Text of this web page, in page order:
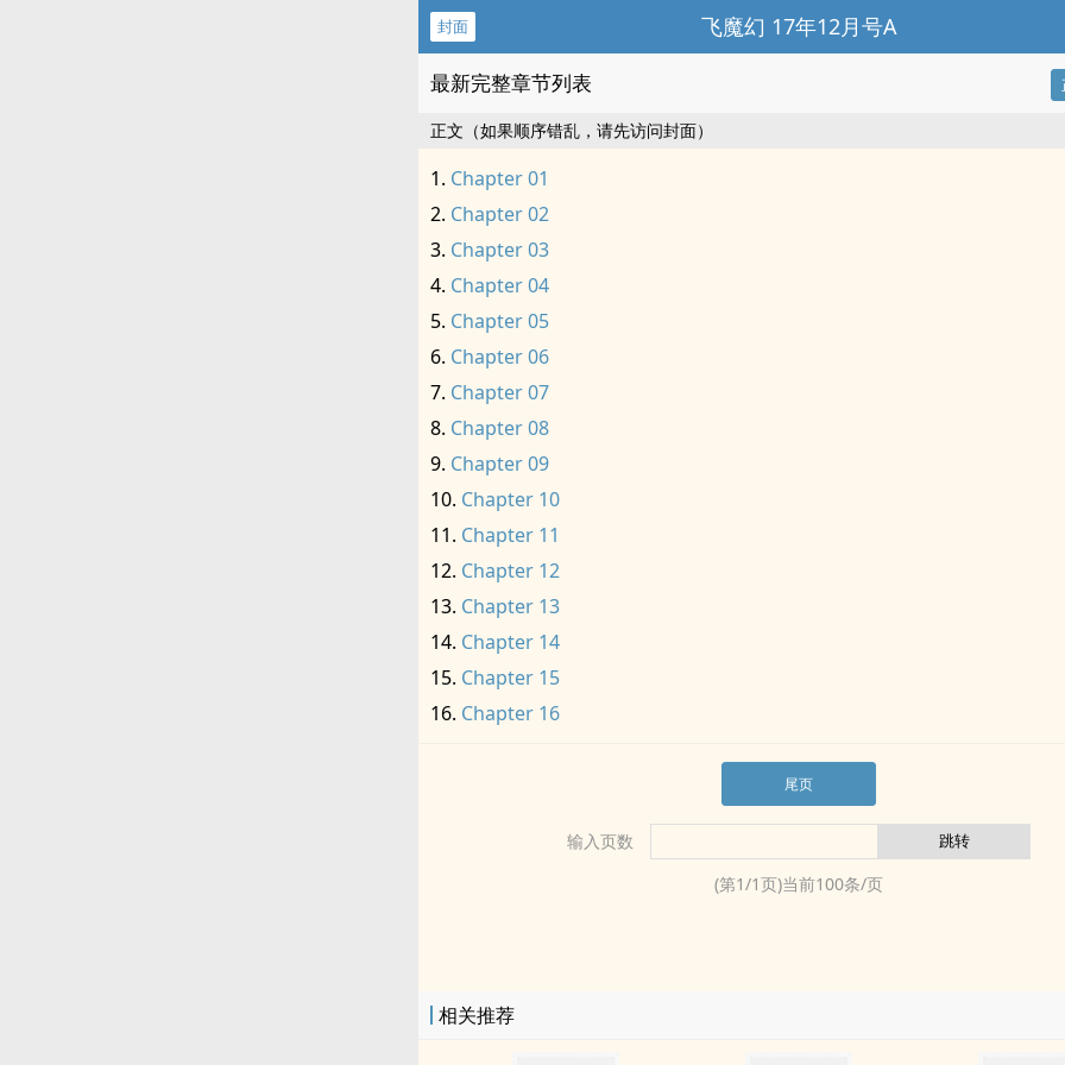
封面 飞魔幻 17年12月号A
最新完整章节列表
正文（如果顺序错乱，请先访问封面）
Chapter 01
Chapter 02
Chapter 03
Chapter 04
Chapter 05
Chapter 06
Chapter 07
Chapter 08
Chapter 09
Chapter 10
Chapter 11
Chapter 12
Chapter 13
Chapter 14
Chapter 15
Chapter 16
尾页
输入页数
(第1/1页)当前100条/页
相关推荐